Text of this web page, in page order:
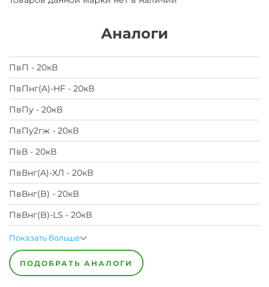
Аналоги
ПвП - 20кВ
ПвПнг(A)-HF - 20кВ
ПвПу - 20кВ
ПвПу2гж - 20кВ
ПвВ - 20кВ
ПвВнг(A)-ХЛ - 20кВ
ПвВнг(B) - 20кВ
ПвВнг(B)-LS - 20кВ
Показать больше
ПОДОБРАТЬ АНАЛОГИ